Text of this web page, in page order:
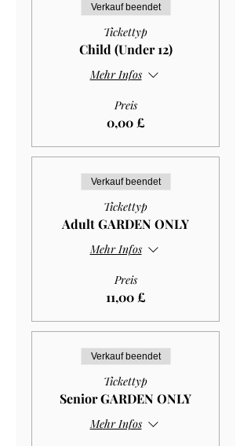
Verkauf beendet
Tickettyp
Child (Under 12)
Mehr Infos
Preis
0,00 £
Verkauf beendet
Tickettyp
Adult GARDEN ONLY
Mehr Infos
Preis
11,00 £
Verkauf beendet
Tickettyp
Senior GARDEN ONLY
Mehr Infos